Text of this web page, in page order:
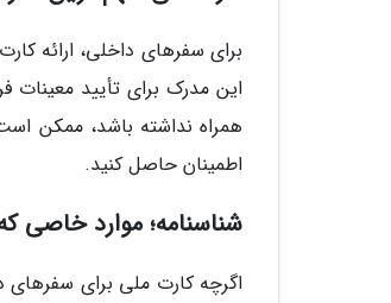
برای سفرهای داخلی، ارائه
این مدرک برای تأیید معینات
همراه نداشته باشد، ممکن
اطمینان حاصل کنید.
شناسنامه؛ موارد خاصی
اگرچه کارت ملی برای